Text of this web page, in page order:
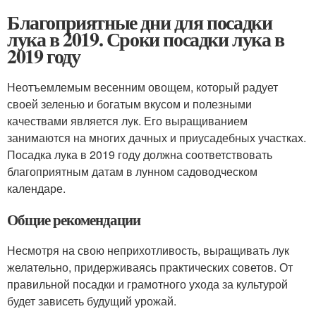
Благоприятные дни для посадки
лука в 2019. Сроки посадки лука в
2019 году
Неотъемлемым весенним овощем, который радует
своей зеленью и богатым вкусом и полезными
качествами является лук. Его выращиванием
занимаются на многих дачных и приусадебных участках.
Посадка лука в 2019 году должна соответствовать
благоприятным датам в лунном садоводческом
календаре.
Общие рекомендации
Несмотря на свою неприхотливость, выращивать лук
желательно, придерживаясь практических советов. От
правильной посадки и грамотного ухода за культурой
будет зависеть будущий урожай.